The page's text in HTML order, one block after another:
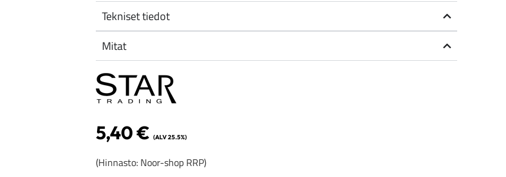
Tekniset tiedot
Mitat
5,40€ (ALV 25.5%)
(Hinnasto: Noor-shop RRP)